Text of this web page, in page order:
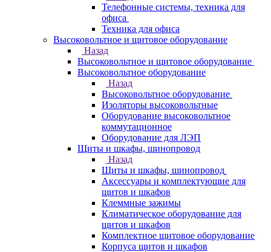
Телефонные системы, техника для
офиса
Техника для офиса
Высоковольтное и щитовое оборудование
Назад
Высоковольтное и щитовое оборудование
Высоковольтное оборудование
Назад
Высоковольтное оборудование
Изоляторы высоковольтные
Оборудование высоковольтное
коммутационное
Оборудование для ЛЭП
Щиты и шкафы, шинопровод
Назад
Щиты и шкафы, шинопровод
Аксессуары и комплектующие для
щитов и шкафов
Клеммные зажимы
Климатическое оборудование для
щитов и шкафов
Комплектное щитовое оборудование
Корпуса щитов и шкафов